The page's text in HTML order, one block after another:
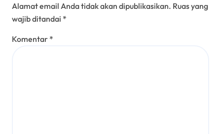
Alamat email Anda tidak akan dipublikasikan. Ruas yang
wajib ditandai *
Komentar *